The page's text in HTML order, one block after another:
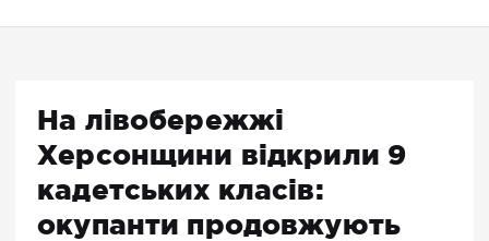
На лівобережжі
Херсонщини відкрили 9
кадетських класів:
окупанти продовжують